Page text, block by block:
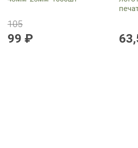
99 ₽
105